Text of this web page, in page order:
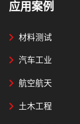
应用案例
材料测试
汽车工业
航空航天
土木工程